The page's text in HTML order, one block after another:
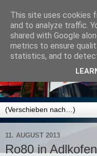
11. AUGUST 2013
Ro80 in Adlkofen
This site uses cookies
and to analyze traffic.
shared with Google
metrics to ensure
statistics, and to